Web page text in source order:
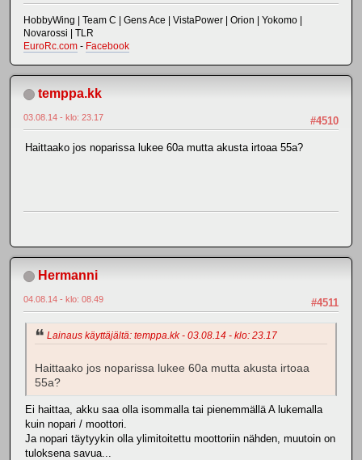
HobbyWing | Team C | Gens Ace | VistaPower | Orion | Yokomo |
Novarossi | TLR
EuroRc.com - Facebook
temppa.kk
#4510
03.08.14 - klo: 23.17
Haittaako jos noparissa lukee 60a mutta akusta irtoaa 55a?
Hermanni
#4511
04.08.14 - klo: 08.49
Lainaus käyttäjältä: temppa.kk - 03.08.14 - klo: 23.17
Haittaako jos noparissa lukee 60a mutta akusta irtoaa
55a?
Ei haittaa, akku saa olla isommalla tai pienemmällä A lukemalla
kuin nopari / moottori.
Ja nopari täytyykin olla ylimitoitettu moottoriin nähden, muutoin on
tuloksena savua...